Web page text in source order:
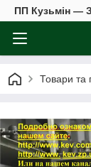
ПП Кузьмін —
Товари та